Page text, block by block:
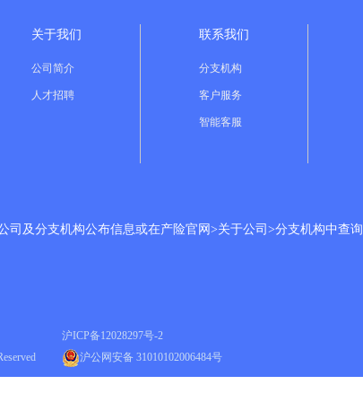
及分支机构公布信息或在产险官网>关于公司>分支机构中查询
关于我们
公司简介
人才招聘
联系我们
分支机构
客户服务
智能客服
沪ICP备12028297号-2
沪公网安备 31010102006484号